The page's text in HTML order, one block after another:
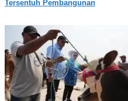
Tersentuh Pembangunan